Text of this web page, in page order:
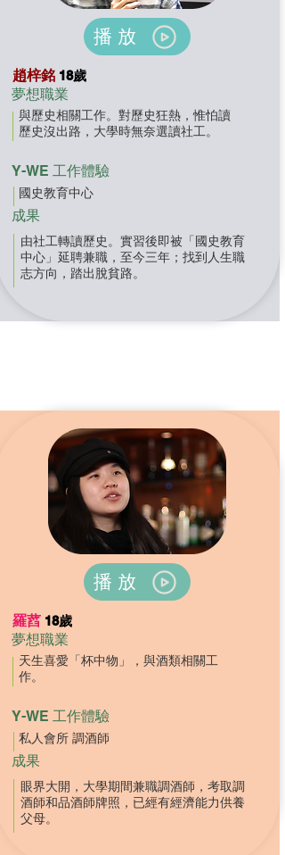
播放
趙梓銘 18歲
夢想職業
與歷史相關工作。對歷史狂熱，惟怕讀
歷史沒出路，大學時無奈選讀社工。
Y-WE 工作體驗
國史教育中心
成果
由社工轉讀歷史。實習後即被「國史教育
中心」延聘兼職，至今三年；找到人生職
志方向，踏出脫貧路。
播放
羅蓞 18歲
夢想職業
天生喜愛「杯中物」，與酒類相關工
作。
Y-WE 工作體驗
私人會所 調酒師
成果
眼界大開，大學期間兼職調酒師，考取調
酒師和品酒師牌照，已經有經濟能力供養
父母。